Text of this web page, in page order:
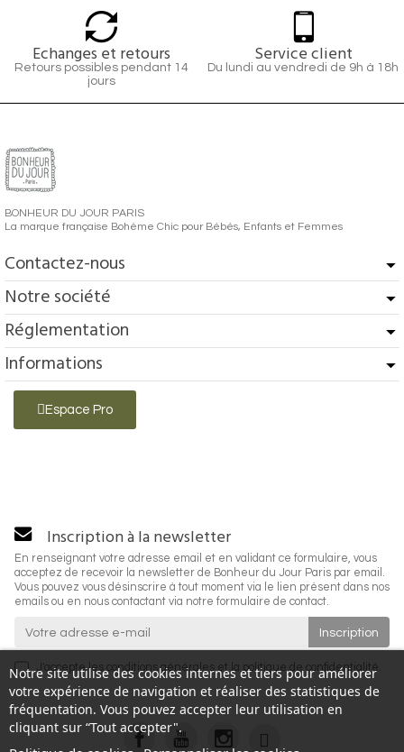
Echanges et retours
Retours possibles pendant 14
jours
Service client
Du lundi au vendredi de 9h à 18h
BONHEUR DU JOUR PARIS
La marque française Bohème Chic pour Bébés, Enfants et Femmes
Contactez-nous
Notre société
Réglementation
Informations
Espace Pro
Notre site utilise des cookies internes et tiers pour améliorer
votre expérience de navigation et réaliser des statistiques de
fréquentation. Vous pouvez accepter leur utilisation en
cliquant sur “Tout accepter".
Inscription à la newsletter
En renseignant votre adresse email et en validant ce formulaire, vous
acceptez de recevoir la newsletter de Bonheur du Jour Paris par email.
Vous pouvez vous désinscrire à tout moment via le lien présent dans nos
emails ou en nous contactant via notre formulaire de contact.
J'accepte les conditions générales et la politique de confidentialité.